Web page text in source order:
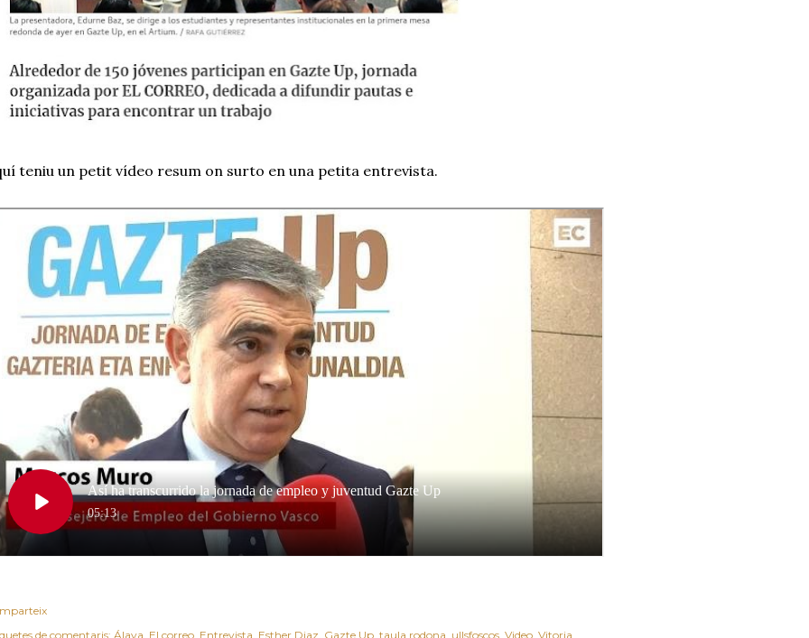
teniu un petit vídeo resum on surto en una petita entrevista.
de comentaris: Álava El correo Entrevista Esther Diaz Gazte Up taula rodona ullsfoscos Video Vitoria